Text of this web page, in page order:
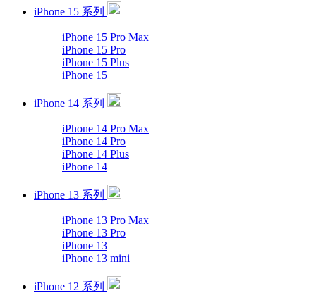
iPhone 15 系列
iPhone 15 Pro Max
iPhone 15 Pro
iPhone 15 Plus
iPhone 15
iPhone 14 系列
iPhone 14 Pro Max
iPhone 14 Pro
iPhone 14 Plus
iPhone 14
iPhone 13 系列
iPhone 13 Pro Max
iPhone 13 Pro
iPhone 13
iPhone 13 mini
iPhone 12 系列